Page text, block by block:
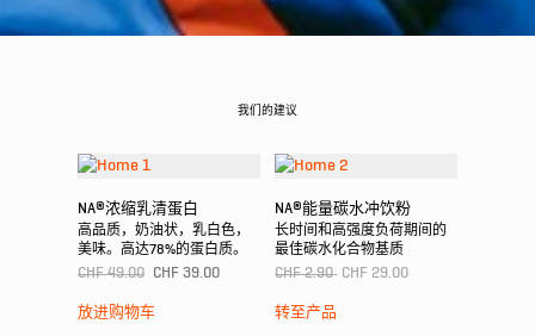
我们的建议
NA®浓缩乳清蛋白
高品质，奶油状，乳白色，
美味。高达78%的蛋白质。
CHF49.00 CHF 39.00
放进购物车
NA®能量碳水冲饮粉
长时间和高强度负荷期间的
最佳碳水化合物基质
CHF2.90 CHF 29.00
转至产品